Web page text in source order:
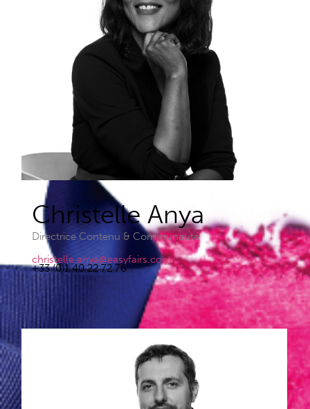
Christelle Anya​
Directrice Contenu & Communauté
christelle.anya@easyfairs.com
+33 (0)1 40 22 72 76